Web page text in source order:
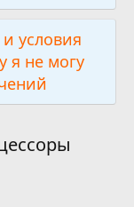
условия
я не могу